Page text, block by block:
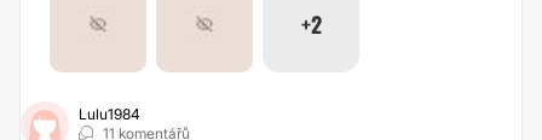
+2
Lulu1984
11 komentářů